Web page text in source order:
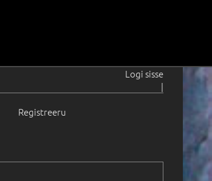
Logi sisse
|
Registreeru